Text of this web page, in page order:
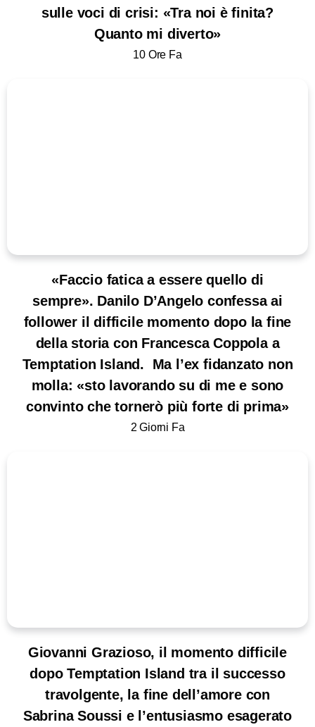
sulle voci di crisi: «Tra noi è finita?
Quanto mi diverto»
10 Ore Fa
«Faccio fatica a essere quello di
sempre». Danilo D’Angelo confessa ai
follower il difficile momento dopo la fine
della storia con Francesca Coppola a
Temptation Island. Ma l’ex fidanzato non
molla: «sto lavorando su di me e sono
convinto che tornerò più forte di prima»
2 Giorni Fa
Giovanni Grazioso, il momento difficile
dopo Temptation Island tra il successo
travolgente, la fine dell’amore con
Sabrina Soussi e l’entusiasmo esagerato